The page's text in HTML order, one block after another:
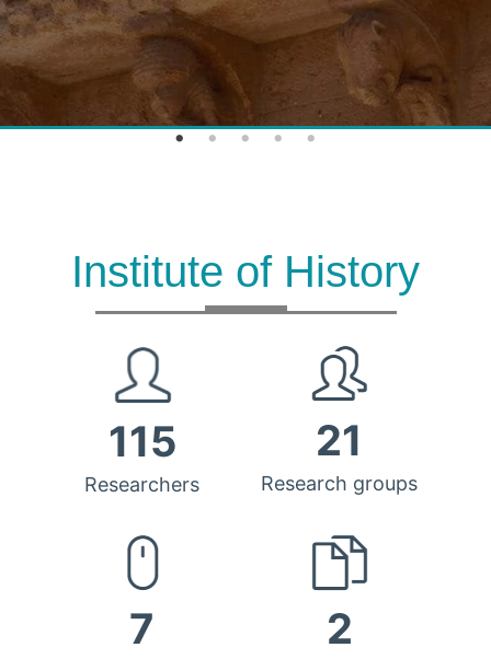
Institute of History
115
Researchers
21
Research groups
7 2